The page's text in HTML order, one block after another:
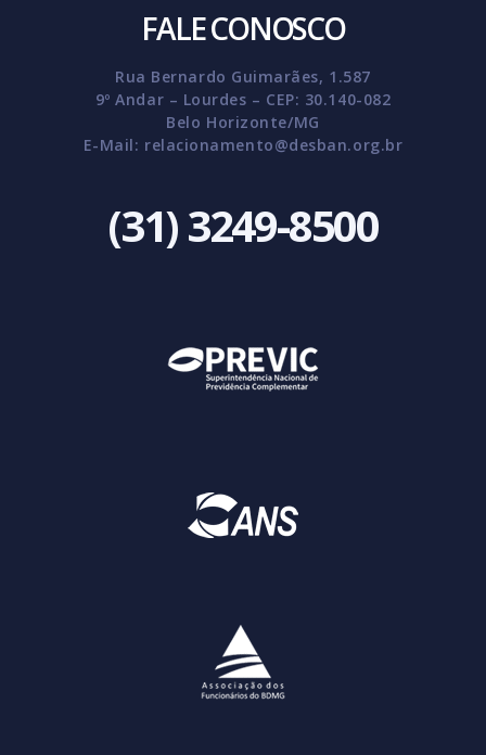
FALE CONOSCO
Rua Bernardo Guimarães, 1.587
9º Andar – Lourdes – CEP: 30.140-082
Belo Horizonte/MG
E-Mail: relacionamento@desban.org.br
(31) 3249-8500